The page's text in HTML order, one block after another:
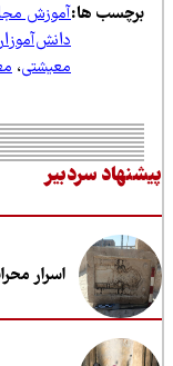
ها:آموزش مجازی،
دانش‌آموزان،
معیشتی،معلمان
سردبیر
اسرار محرابی